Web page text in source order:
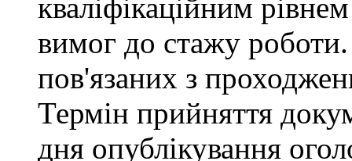
кваліфікаційним
вимог до стажу
пов'язаних з
Термін прийняття
дня опублікування